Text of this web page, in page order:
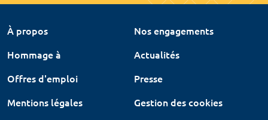
À propos
Nos engagements
Hommage à
Actualités
Offres d'emploi
Presse
Mentions légales
Gestion des cookies